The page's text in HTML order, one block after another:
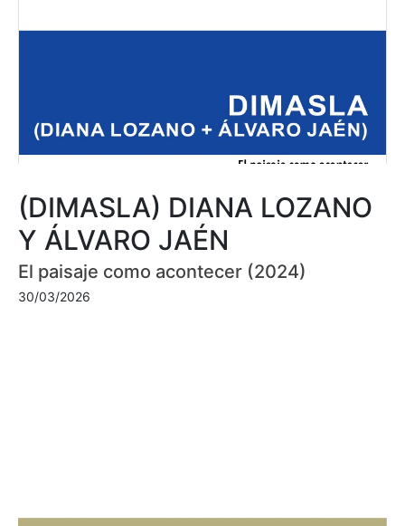
(DIMASLA) DIANA LOZANO
Y ÁLVARO JAÉN
El paisaje como acontecer (2024)
30/03/2026